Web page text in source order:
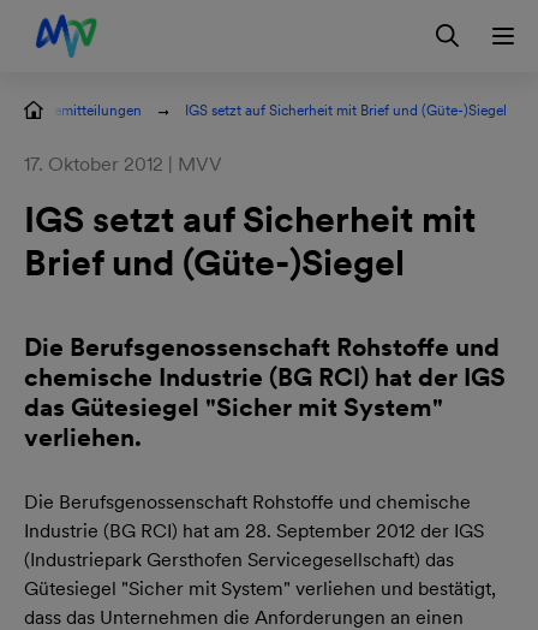
Zur Hauptnavigation springen
Zum Hauptinhalt springen
Zur Footernavigation springen
Kontakt EN Login
Pressemitteilungen IGS setzt auf Sicherheit mit Brief und (Güte-)Siegel
17. Oktober 2012 | MVV
IGS setzt auf Sicherheit mit
Brief und (Güte-)Siegel
Die Berufsgenossenschaft Rohstoffe und
chemische Industrie (BG RCI) hat der IGS
das Gütesiegel "Sicher mit System"
verliehen.
Die Berufsgenossenschaft Rohstoffe und chemische
Industrie (BG RCI) hat am 28. September 2012 der IGS
(Industriepark Gersthofen Servicegesellschaft) das
Gütesiegel "Sicher mit System" verliehen und bestätigt,
dass das Unternehmen die Anforderungen an einen